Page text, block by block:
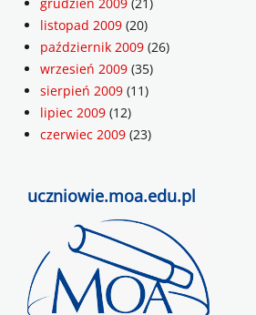
listopad 2009 (20)
październik 2009 (26)
wrzesień 2009 (35)
sierpień 2009 (11)
lipiec 2009 (12)
czerwiec 2009 (23)
uczniowie.moa.edu.pl